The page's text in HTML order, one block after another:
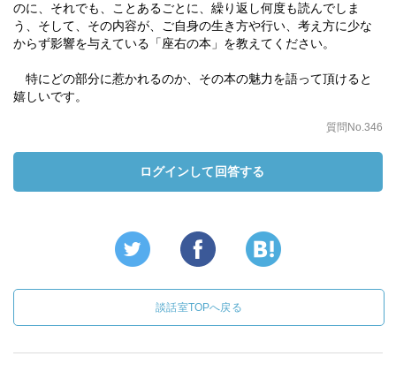
のに、それでも、ことあるごとに、繰り返し何度も読んでしま
う、そして、その内容が、ご自身の生き方や行い、考え方に少な
からず影響を与えている「座右の本」を教えてください。
特にどの部分に惹かれるのか、その本の魅力を語って頂けると
嬉しいです。
質問No.346
ログインして回答する
談話室TOPへ戻る